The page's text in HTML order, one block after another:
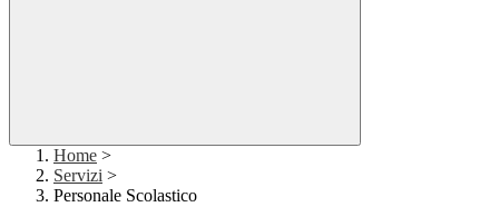
Home >
Servizi >
Personale Scolastico